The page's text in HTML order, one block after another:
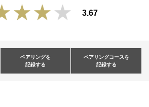
3.67
ペアリングを
記録する
ペアリングコースを
記録する